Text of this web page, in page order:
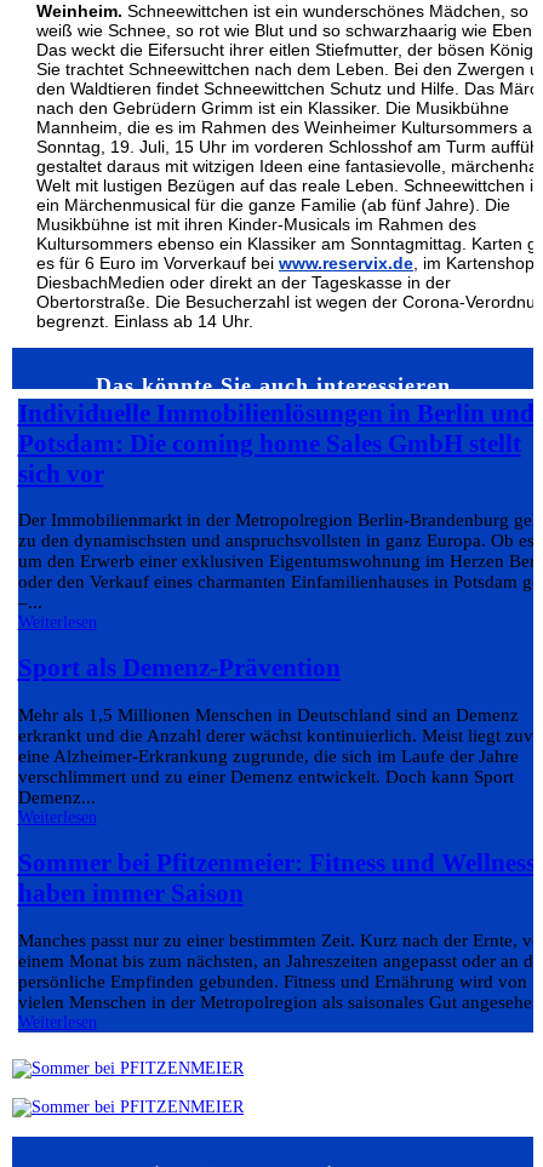
Weinheim. Schneewittchen ist ein wunderschönes Mädchen, so
weiß wie Schnee, so rot wie Blut und so schwarzhaarig wie
Das weckt die Eifersucht ihrer eitlen Stiefmutter, der bösen
Sie trachtet Schneewittchen nach dem Leben. Bei den Zwergen
den Waldtieren findet Schneewittchen Schutz und Hilfe. Das
nach den Gebrüdern Grimm ist ein Klassiker. Die Musikbühne
Mannheim, die es im Rahmen des Weinheimer Kultursommers
Sonntag, 19. Juli, 15 Uhr im vorderen Schlosshof am Turm
gestaltet daraus mit witzigen Ideen eine fantasievolle,
Welt mit lustigen Bezügen auf das reale Leben. Schneewittchen
ein Märchenmusical für die ganze Familie (ab fünf Jahre). Die
Musikbühne ist mit ihren Kinder-Musicals im Rahmen des
Kultursommers ebenso ein Klassiker am Sonntagmittag. Karten
es für 6 Euro im Vorverkauf bei www.reservix.de, im Kartenshop
DiesbachMedien oder direkt an der Tageskasse in der
Obertorstraße. Die Besucherzahl ist wegen der Corona-
begrenzt. Einlass ab 14 Uhr.
Das könnte Sie auch interessieren…
Individuelle Immobilienlösungen in Berlin und
Potsdam: Die coming home Sales GmbH stellt
sich vor
Der Immobilienmarkt in der Metropolregion Berlin-Brandenburg
zu den dynamischsten und anspruchsvollsten in ganz Europa. Ob es
um den Erwerb einer exklusiven Eigentumswohnung im Herzen
oder den Verkauf eines charmanten Einfamilienhauses in Potsdam
–...
Weiterlesen
Sport als Demenz-Prävention
Mehr als 1,5 Millionen Menschen in Deutschland sind an Demenz
erkrankt und die Anzahl derer wächst kontinuierlich. Meist liegt
eine Alzheimer-Erkrankung zugrunde, die sich im Laufe der Jahre
verschlimmert und zu einer Demenz entwickelt. Doch kann Sport
Demenz...
Weiterlesen
Sommer bei Pfitzenmeier: Fitness und Wellness
haben immer Saison
Manches passt nur zu einer bestimmten Zeit. Kurz nach der Ernte,
einem Monat bis zum nächsten, an Jahreszeiten angepasst oder an
persönliche Empfinden gebunden. Fitness und Ernährung wird von
vielen Menschen in der Metropolregion als saisonales Gut
Weiterlesen